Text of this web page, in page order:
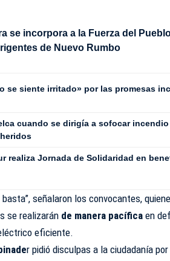
se incorpora a la Fuerza del
de Nuevo Rumbo
se siente irritado» por las promesas
cuando se dirigía a sofocar incendio
realiza Jornada de Solidaridad en
señalaron los convocantes,
se realizarán de manera pacífica en
eficiente.
r pidió disculpas a la ciudadanía